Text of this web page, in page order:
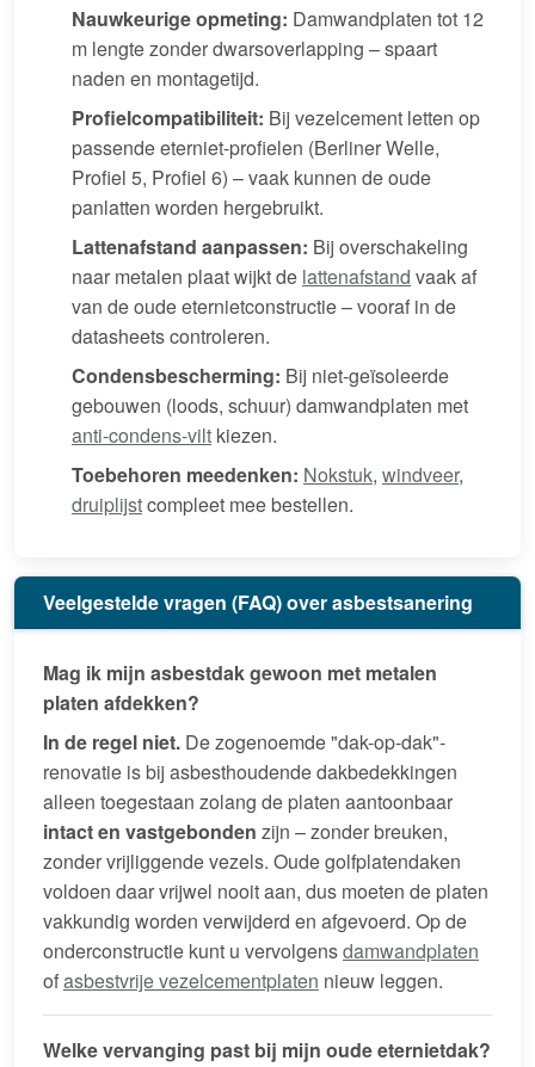
Nauwkeurige opmeting: Damwandplaten tot 12
m lengte zonder dwarsoverlapping – spaart
naden en montagetijd.
Profielcompatibiliteit: Bij vezelcement letten op
passende eterniet-profielen (Berliner Welle,
Profiel 5, Profiel 6) – vaak kunnen de oude
panlatten worden hergebruikt.
Lattenafstand aanpassen: Bij overschakeling
naar metalen plaat wijkt de lattenafstand vaak af
van de oude eternietconstructie – vooraf in de
datasheets controleren.
Condensbescherming: Bij niet-geïsoleerde
gebouwen (loods, schuur) damwandplaten met
anti-condens-vilt kiezen.
Toebehoren meedenken: Nokstuk, windveer,
druiplijstcompleet mee bestellen.
Veelgestelde vragen (FAQ) over asbestsanering
Mag ik mijn asbestdak gewoon met metalen
platen afdekken?
In de regel niet. De zogenoemde "dak-op-dak"-
renovatie is bij asbesthoudende dakbedekkingen
alleen toegestaan zolang de platen aantoonbaar
intact en vastgebonden zijn – zonder breuken,
zonder vrijliggende vezels. Oude golfplatendaken
voldoen daar vrijwel nooit aan, dus moeten de platen
vakkundig worden verwijderd en afgevoerd. Op de
onderconstructie kunt u vervolgensdamwandplaten
ofasbestvrije vezelcementplaten nieuw leggen.
Welke vervanging past bij mijn oude eternietdak?